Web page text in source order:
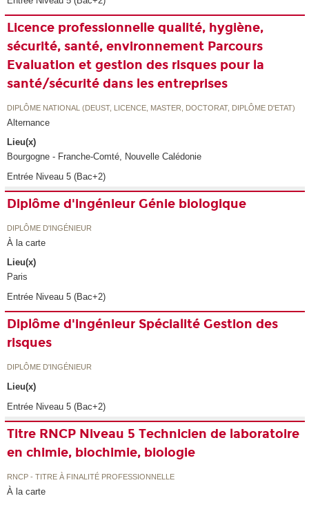
Licence professionnelle qualité, hygiène,
sécurité, santé, environnement Parcours
Evaluation et gestion des risques pour la
santé/sécurité dans les entreprises
DIPLÔME NATIONAL (DEUST, LICENCE, MASTER, DOCTORAT, DIPLÔME D'ETAT)
Alternance
Lieu(x)
Bourgogne - Franche-Comté, Nouvelle Calédonie
Entrée Niveau 5 (Bac+2)
Diplôme d'ingénieur Génie biologique
DIPLÔME D'INGÉNIEUR
À la carte
Lieu(x)
Paris
Entrée Niveau 5 (Bac+2)
Diplôme d'ingénieur Spécialité Gestion des
risques
DIPLÔME D'INGÉNIEUR
Lieu(x)
Entrée Niveau 5 (Bac+2)
Titre RNCP Niveau 5 Technicien de laboratoire
en chimie, biochimie, biologie
RNCP - TITRE À FINALITÉ PROFESSIONNELLE
À la carte